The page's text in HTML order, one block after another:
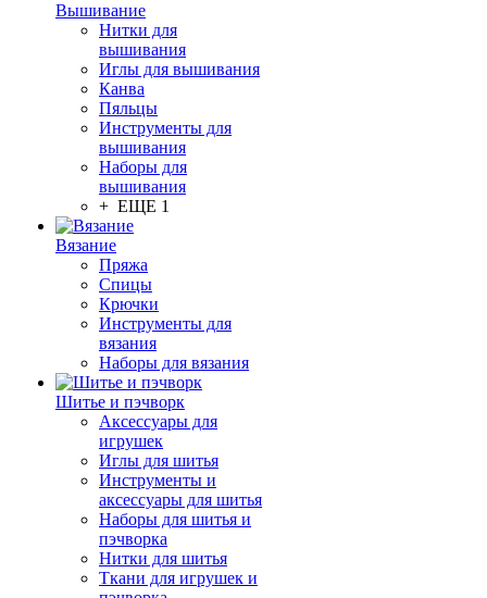
Вышивание
Нитки для
вышивания
Иглы для вышивания
Канва
Пяльцы
Инструменты для
вышивания
Наборы для
вышивания
+ ЕЩЕ 1
Вязание
Пряжа
Спицы
Крючки
Инструменты для
вязания
Наборы для вязания
Шитье и пэчворк
Аксессуары для
игрушек
Иглы для шитья
Инструменты и
аксессуары для шитья
Наборы для шитья и
пэчворка
Нитки для шитья
Ткани для игрушек и